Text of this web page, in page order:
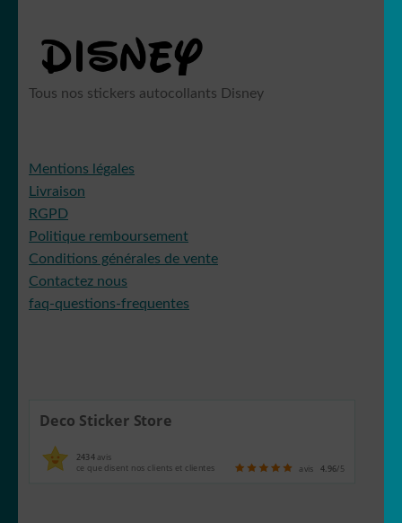
Tous nos stickers autocollants Disney
Mentions légales
Livraison
RGPD
Politique remboursement
Conditions générales de vente
Contactez nous
faq-questions-frequentes
Deco Sticker Store
2434avis
ce que disent nos clients et clientes avis 4.96/5